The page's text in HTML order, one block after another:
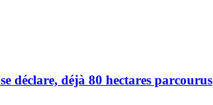
déclare, déjà 80 hectares parcourus